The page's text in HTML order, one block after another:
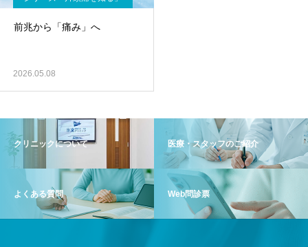
前兆から「痛み」へ
2026.05.08
クリニックについて 医療・スタッフのご紹介
よくある質問 Web問診票